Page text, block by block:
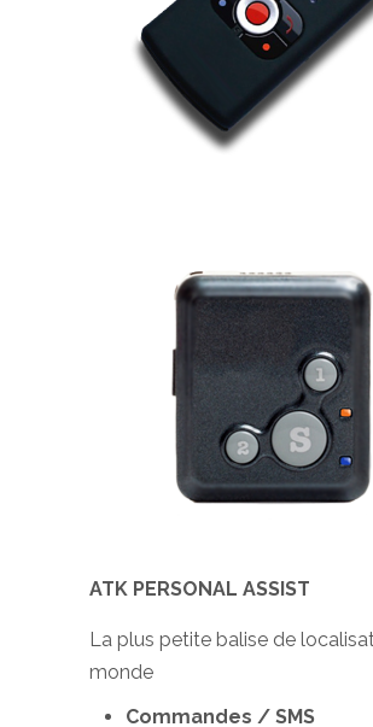
ATK PERSONAL ASSIST
La plus petite balise de
monde
Commandes / SMS